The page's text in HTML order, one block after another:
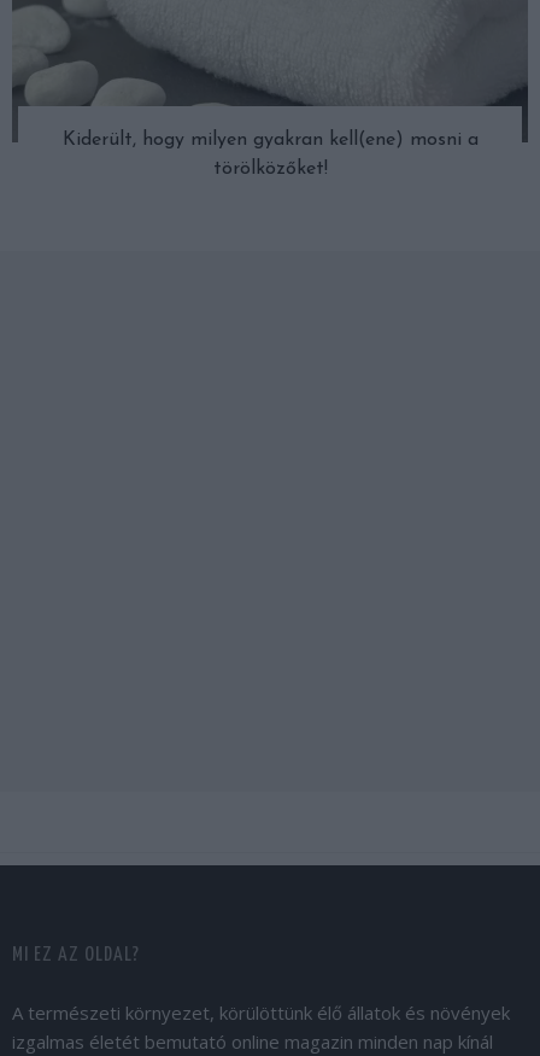
Kiderült, hogy milyen gyakran kell(ene) mosni a
törölközőket!
MI EZ AZ OLDAL?
A természeti környezet, körülöttünk élő állatok és növények
izgalmas életét bemutató online magazin minden nap kínál